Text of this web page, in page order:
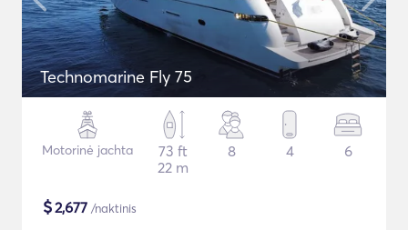
Technomarine Fly 75
Motorinė jachta
73 ft
22 m
8 4 6
$2,677 /naktinis